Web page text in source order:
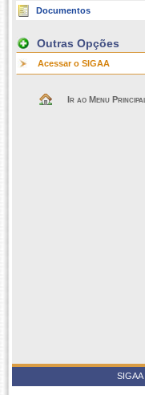
Documentos
Outras Opções
Acessar o SIGAA
Ir ao Menu Principal